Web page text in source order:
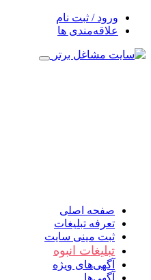
ورود / ثبت نام
علاقه‌مندی ها
صفحه اصلی
تعرفه تبلیغات
ثبت مینی سایت
تبلیغات انبوه
آگهی‌های ویژه
آگهی‌ها